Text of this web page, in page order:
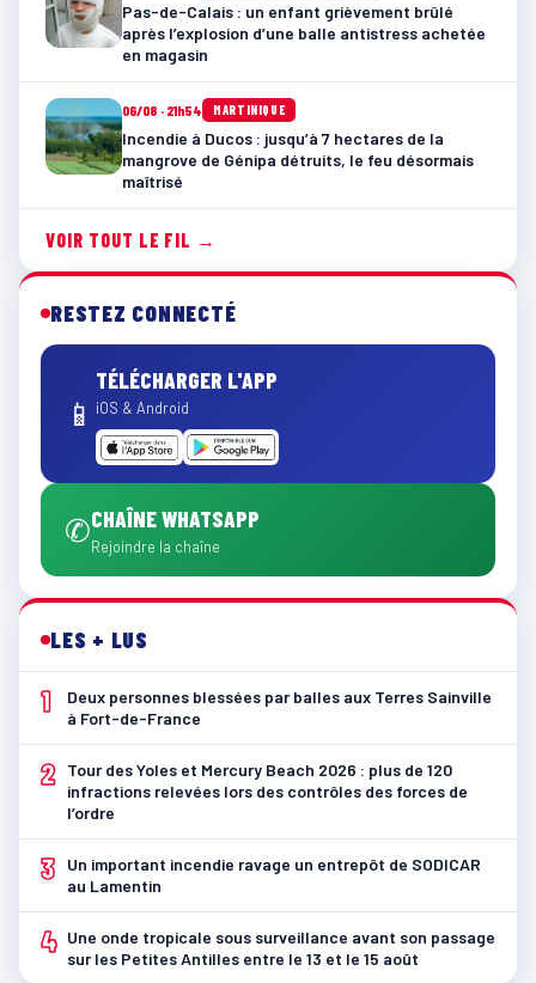
Pas-de-Calais : un enfant grièvement brûlé
après l’explosion d’une balle antistress achetée
en magasin
06/08 · 21h54 MARTINIQUE
Incendie à Ducos : jusqu’à 7 hectares de la
mangrove de Génipa détruits, le feu désormais
maîtrisé
VOIR TOUT LE FIL →
RESTEZ CONNECTÉ
📱
TÉLÉCHARGER L'APP
iOS & Android
✆CHAÎNE WHATSAPP
Rejoindre la chaîne
LES + LUS
1
Deux personnes blessées par balles aux Terres Sainville
à Fort-de-France
2
Tour des Yoles et Mercury Beach 2026 : plus de 120
infractions relevées lors des contrôles des forces de
l’ordre
3
Un important incendie ravage un entrepôt de SODICAR
au Lamentin
4 Une onde tropicale sous surveillance avant son passage
sur les Petites Antilles entre le 13 et le 15 août